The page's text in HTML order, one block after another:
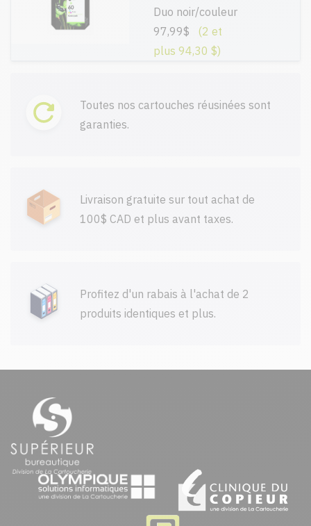
Duo noir/couleur
97,99$
(2 et
plus 94,30 $)
Toutes nos cartouches réusinées sont
garanties.
Livraison gratuite sur tout achat de
100$ CAD et plus avant taxes.
Profitez d'un rabais à l'achat de 2
produits identiques et plus.